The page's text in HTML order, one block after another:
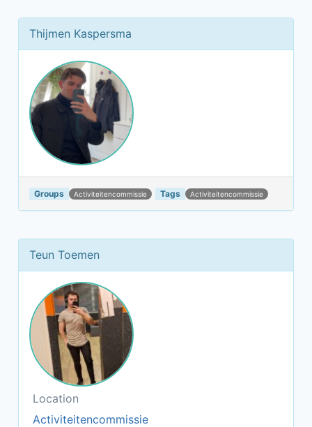
Thijmen Kaspersma
Groups Activiteitencommissie Tags Activiteitencommissie
Teun Toemen
Location
Activiteitencommissie